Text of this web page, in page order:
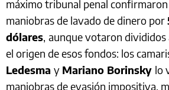
máximo tribunal penal
maniobras de lavado de dinero por
dólares, aunque votaron divididos
el origen de esos fondos: los
Ledesma y Mariano Borinsky lo
maniobras de evasión impositiva,